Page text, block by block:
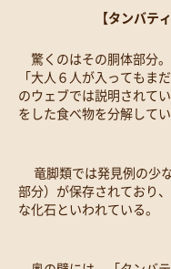
【タンバテ
驚くのはその胴体部分
「大人６人が入ってもま
のウェブでは説明されて
をした食べ物を分解して
竜脚類では発見例の少
部分）が保存されており
な化石といわれている。